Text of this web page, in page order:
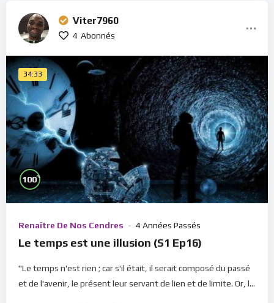
Viter7960
4 Abonnés
34:33
100%
Renaître De Nos Cendres 4 Années Passés
Le temps est une illusion (S1 Ep16)
"Le temps n'est rien ; car s'il était, il serait composé du passé
et de l'avenir, le présent leur servant de lien et de limite. Or, l...